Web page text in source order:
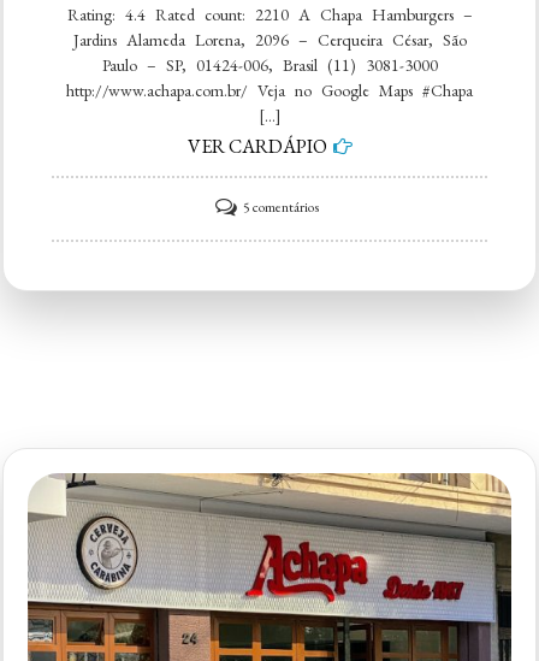
Rating: 4.4 Rated count: 2210 A Chapa Hamburgers –
Jardins Alameda Lorena, 2096 – Cerqueira César, São
Paulo – SP, 01424-006, Brasil (11) 3081-3000
http://www.achapa.com.br/ Veja no Google Maps #Chapa
[…]
VER CARDÁPIO
5 comentáriosem
A